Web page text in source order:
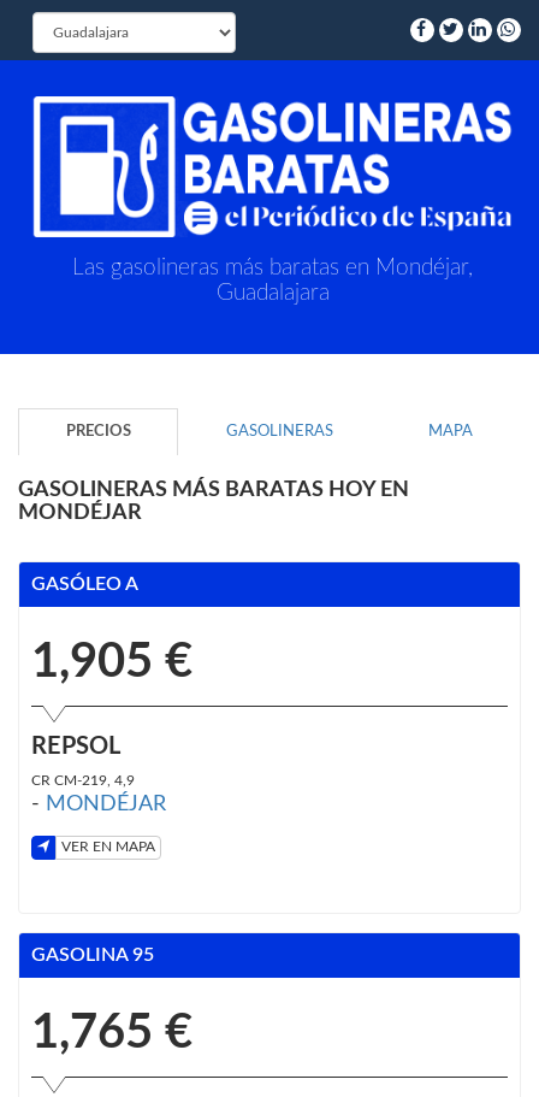
Las gasolineras más baratas en Mondéjar,
Guadalajara
PRECIOS GASOLINERAS MAPA
GASOLINERAS MÁS BARATAS HOY EN
MONDÉJAR
GASÓLEO A
1,905 €
REPSOL
CR CM-219, 4,9
- MONDÉJAR
VER EN MAPA
GASOLINA 95
1,765 €